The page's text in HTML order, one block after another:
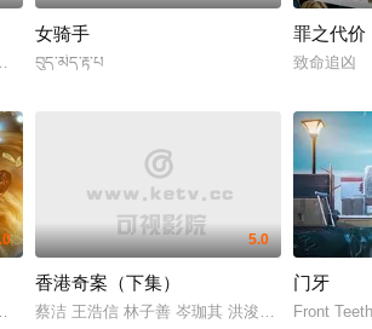
切安好
女骑手
བུད་མེད་རྟ་པ
罪之代价
致命追凶
陈佳宁 苏宸褕 陈颖进 丘子健 陈欣妍 白柳嫣 柯
托史.拉纳 阿比曼纽·辛格 Nyrraa M Banerji
5.0
香港奇案（下集）
蔡洁 王浩信 林子善 岑珈其 洪浚嘉 何珮瑜 吴
门牙
Front